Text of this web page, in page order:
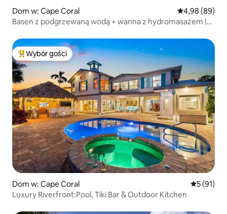
Dom w: Cape Coral Średnia
4,98 (89)
Basen z podgrzewaną wodą + wanna z hydromasażem |
Najpopularniejsze z kategorii Wybór gości
Wybór gości
Dom w: Cape Coral Średnia
5 (91)
Luxury Riverfront:Pool, Tiki Bar & Outdoor Kitchen